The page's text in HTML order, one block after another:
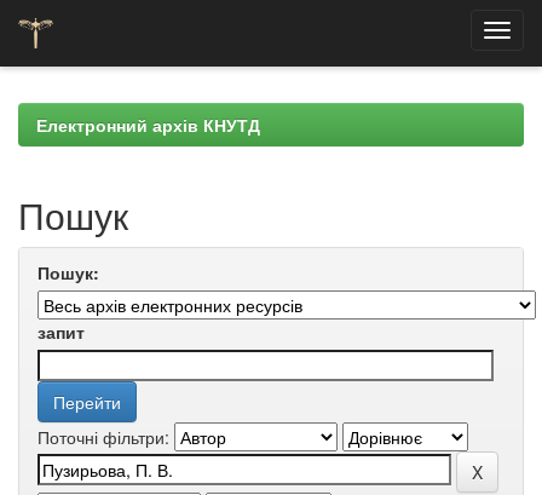
navigationЕлектронний архів КНУТД
Пошук
Пошук:
запит
Поточні фільтри: